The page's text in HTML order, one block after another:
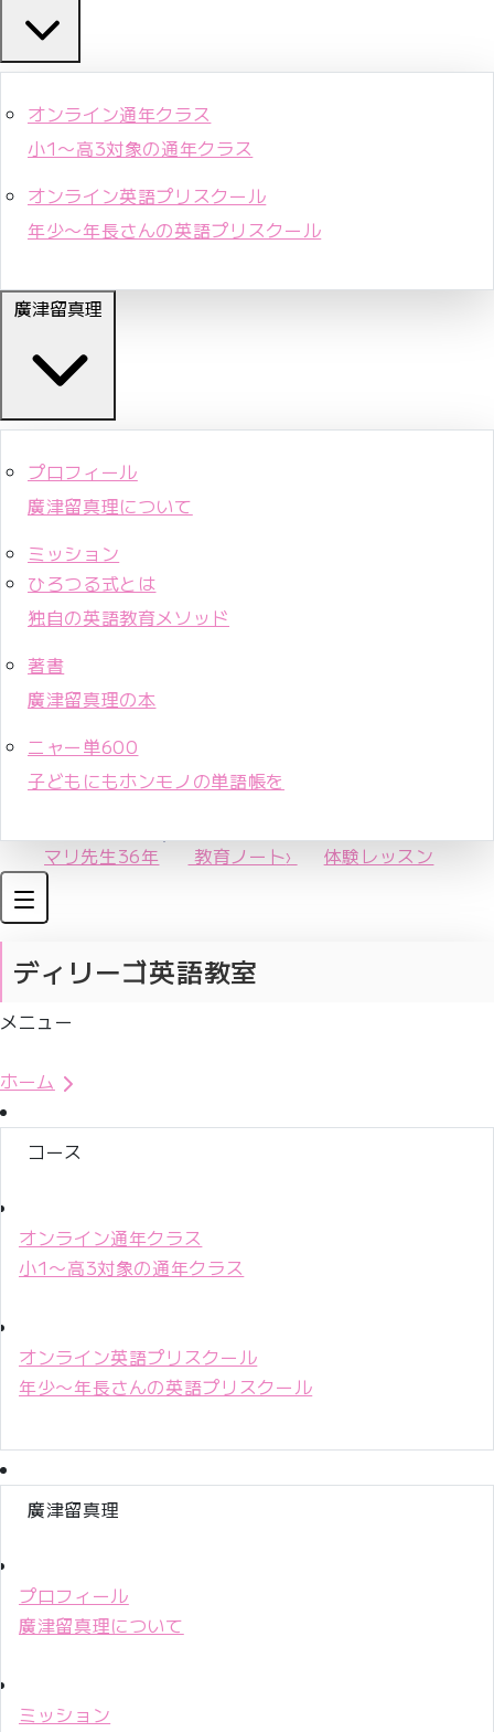
オンライン通年クラス
小1〜高3対象の通年クラス
オンライン英語プリスクール
年少〜年長さんの英語プリスクール
廣津留真理
プロフィール
廣津留真理について
ミッション
ひろつる式とは
独自の英語教育メソッド
著書
廣津留真理の本
ニャー単600
子どもにもホンモノの単語帳を
マリ先生36年 教育ノート› 体験レッスン
ディリーゴ英語教室
メニュー
ホーム
コース
オンライン通年クラス
小1〜高3対象の通年クラス
オンライン英語プリスクール
年少〜年長さんの英語プリスクール
廣津留真理
プロフィール
廣津留真理について
ミッション